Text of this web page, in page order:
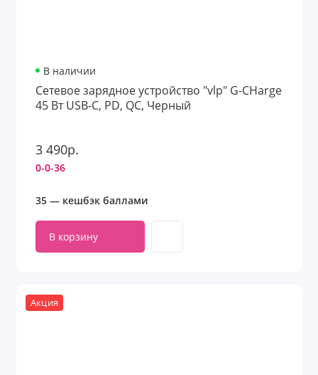
В наличии
Сетевое зарядное устройство "vlp" G-CHarge
45 Вт USB-C, PD, QC, Черный
3 490р.
0-0-36
35 — кешбэк баллами
В корзину
Акция